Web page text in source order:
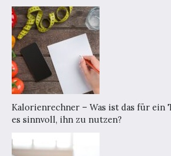
Kalorienrechner – Was ist das für ein
es sinnvoll, ihn zu nutzen?